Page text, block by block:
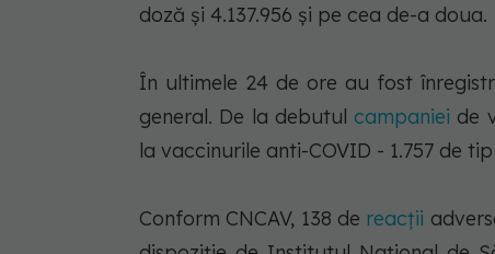
doză şi 4.137.956 şi pe cea de-a doua.
În ultimele 24 de ore au fost
general. De la debutul campaniei de
la vaccinurile anti-COVID - 1.757 de
Conform CNCAV, 138 de reacţii